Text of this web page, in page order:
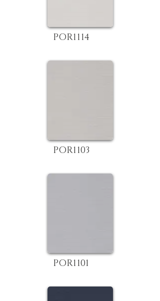
POR1114
POR1103
POR1101